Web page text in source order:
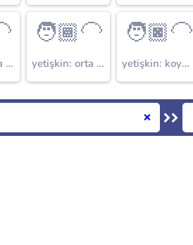
yetişkin: orta cilt tonu
🧑🏾‍🦲
yetişkin: orta koyu cilt tonu
🧑🏿‍🦲
yetişkin: koyu cilt tonu
❌